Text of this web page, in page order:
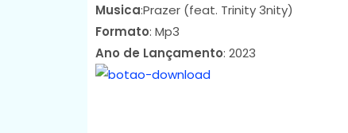
Musica:Prazer (feat. Trinity 3nity)
Formato: Mp3
Ano de Lançamento: 2023